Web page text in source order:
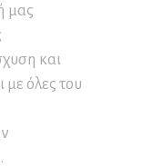
μας
και
με όλες του